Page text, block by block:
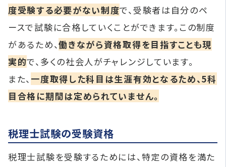
度受験する必要がない制度で、受験者は自分のペ
ースで試験に合格していくことができます。この制度
があるため、働きながら資格取得を目指すことも現
実的で、多くの社会人がチャレンジしています。
また、 一度取得した科目は生涯有効となるため、5科
目合格に期間は定められていません。
税理士試験の受験資格
税理士試験を受験するためには、特定の資格を満た